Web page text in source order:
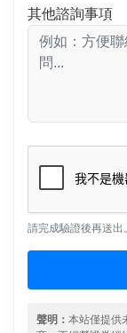
其他諮詢事項
請完成驗證後再送出。
聲明： 本站僅提供